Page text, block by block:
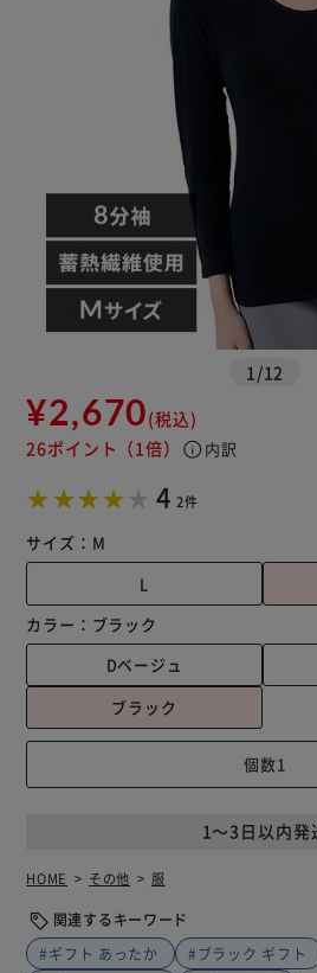
1 /12
¥2,670(税込)
26ポイント （1倍） info 内訳
4 2件
サイズ： M
L
カラー： ブラック
Dベージュ
ブラック
1～3日以内発
HOME その他 服
関連するキーワード
#ギフト あったか
#ブラック ギフト
※ご確認ください
カートに入れる